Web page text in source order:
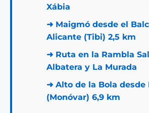
Xábia
➜ Maigmó desde el
Alicante (Tibi) 2,5 km
➜ Ruta en la Rambla
Albatera y La Murada
➜ Alto de la Bola desde
(Monóvar) 6,9 km